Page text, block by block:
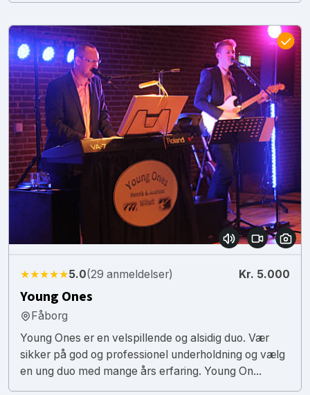
★★★★★5.0(29 anmeldelser) Kr. 5.000
Young Ones
Fåborg
Young Ones er en velspillende og alsidig duo. Vær
sikker på god og professionel underholdning og vælg
en ung duo med mange års erfaring. Young On...